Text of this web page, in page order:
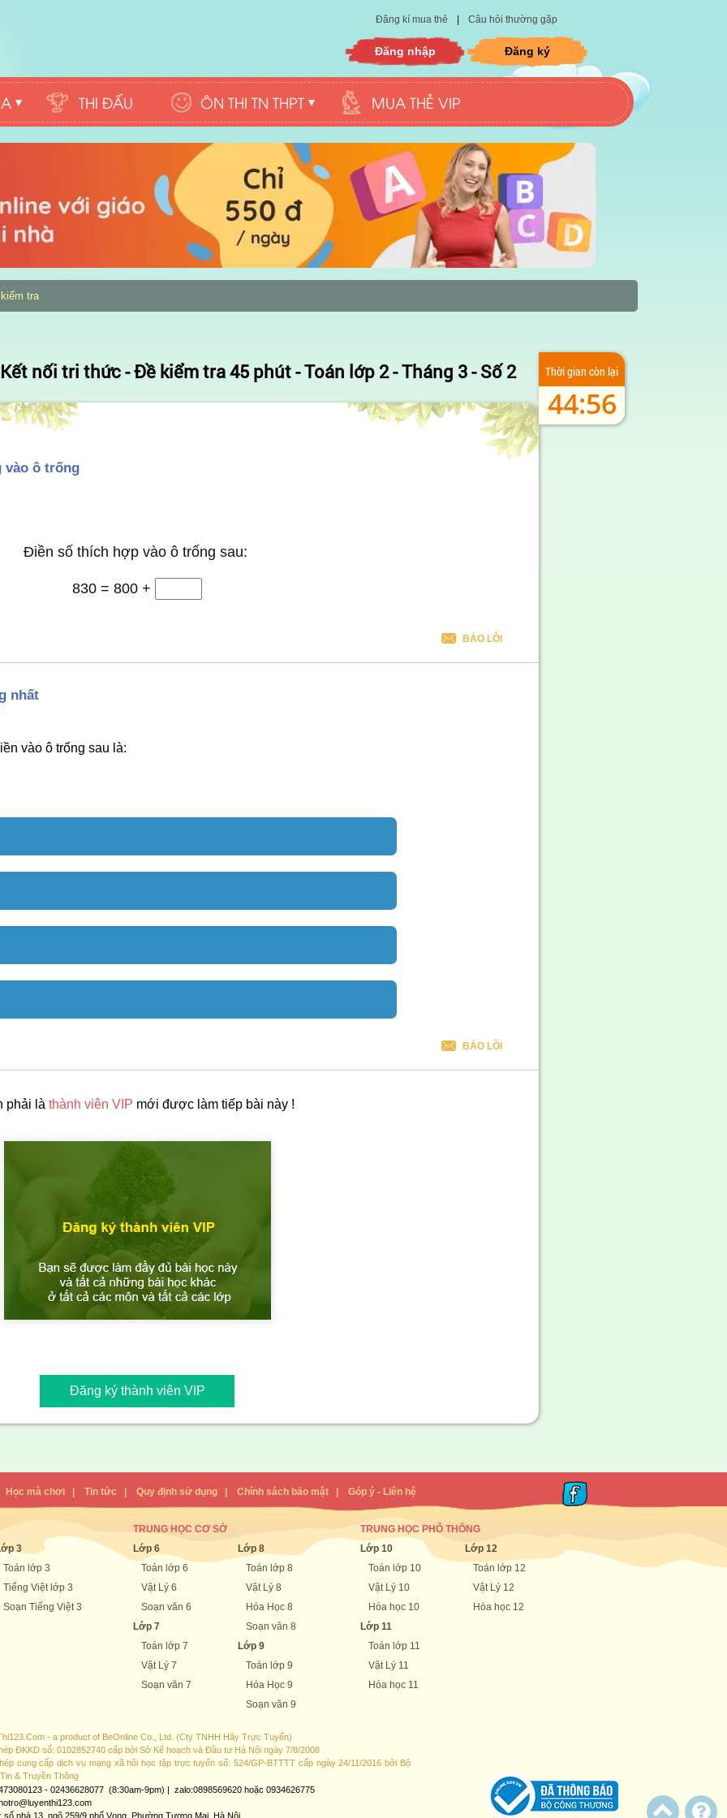
Đăng kí mua thẻ Câu hỏi thường gặp
Đăng nhập Đăng ký
THI ĐẤU ÔN THI TN THPT MUA THẺ VIP
tra
nối tri thức - Đề kiểm tra 45 phút - Toán lớp 2 - Tháng 3 - Số 2
vào ô trống
Điền số thích hợp vào ô trống sau:
830 = 800 +
BÁO LỖI
nhất
vào ô trống sau là:
BÁO LỖI
phải là thành viên VIP mới được làm tiếp bài này !
Đăng ký thành viên VIP
Thời gian còn lại
44:55
Học mà chơi | Tin tức | Quy định sử dụng | Chính sách bảo mật | Góp ý - Liên hệ
3
Toán lớp 3
Tiếng Việt lớp 3
Soạn Tiếng Việt 3
TRUNG HỌC CƠ SỞ
Lớp 6
Toán lớp 6
Vật Lý 6
Soạn văn 6
Lớp 7
Toán lớp 7
Vật Lý 7
Soạn văn 7
Lớp 8
Toán lớp 8
Vật Lý 8
Hóa Học 8
Soạn văn 8
Lớp 9
Toán lớp 9
Hóa Học 9
Soạn văn 9
TRUNG HỌC PHỔ THÔNG
Lớp 10
Toán lớp 10
Vật Lý 10
Hóa học 10
Lớp 11
Toán lớp 11
Vật Lý 11
Hóa học 11
Lớp 12
Toán lớp 12
Vật Lý 12
Hóa học 12
- a product of BeOnline Co., Ltd. (Cty TNHH Hãy Trực Tuyến)
ĐKKD số: 0102852740 cấp bởi Sở Kế hoạch và Đầu tư Hà Nội ngày 7/8/2008
cung cấp dịch vụ mạng xã hội học tập trực tuyến số: 524/GP-BTTTT cấp ngày 24/11/2016 bởi Bộ
& Truyền Thông
- 02436628077 (8:30am-9pm) | zalo:0898569620 hoặc 0934626775
số nhà 13, ngõ 259/9 phố Vọng, Phường Tương Mai, Hà Nội.